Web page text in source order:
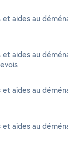
et aides au
et aides au
et aides au
et aides au